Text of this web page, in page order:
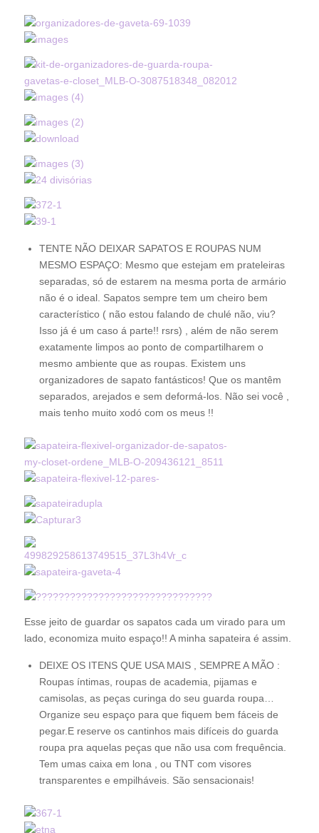
TENTE NÃO DEIXAR SAPATOS E ROUPAS NUM
MESMO ESPAÇO: Mesmo que estejam em prateleiras
separadas, só de estarem na mesma porta de armário
não é o ideal. Sapatos sempre tem um cheiro bem
característico ( não estou falando de chulé não, viu?
Isso já é um caso á parte!! rsrs) , além de não serem
exatamente limpos ao ponto de compartilharem o
mesmo ambiente que as roupas. Existem uns
organizadores de sapato fantásticos! Que os mantêm
separados, arejados e sem deformá-los. Não sei você ,
mais tenho muito xodó com os meus !!
Esse jeito de guardar os sapatos cada um virado para um
lado, economiza muito espaço!! A minha sapateira é assim.
DEIXE OS ITENS QUE USA MAIS , SEMPRE A MÃO :
Roupas íntimas, roupas de academia, pijamas e
camisolas, as peças curinga do seu guarda roupa…
Organize seu espaço para que fiquem bem fáceis de
pegar.E reserve os cantinhos mais difíceis do guarda
roupa pra aquelas peças que não usa com frequência.
Tem umas caixa em lona , ou TNT com visores
transparentes e empilháveis. São sensacionais!